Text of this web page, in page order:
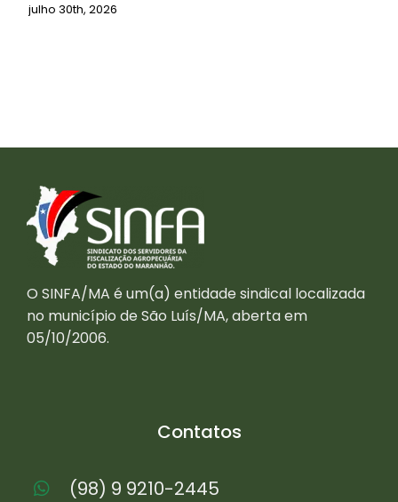
julho 30th, 2026
O SINFA/MA é um(a) entidade sindical localizada
no município de São Luís/MA, aberta em
05/10/2006.
Contatos
(98) 9 9210-2445